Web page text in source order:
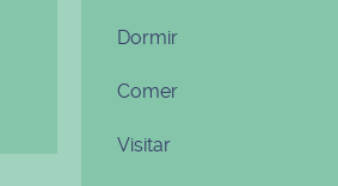
Dormir
Comer
Visitar